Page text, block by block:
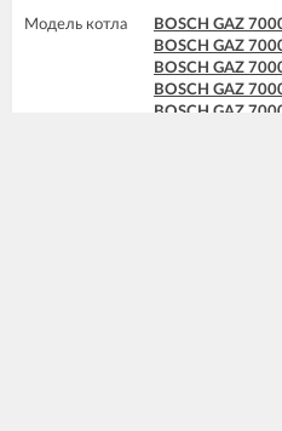
Модель котла
BOSCH GAZ
BOSCH GAZ
BOSCH GAZ
BOSCH GAZ
BOSCH GAZ